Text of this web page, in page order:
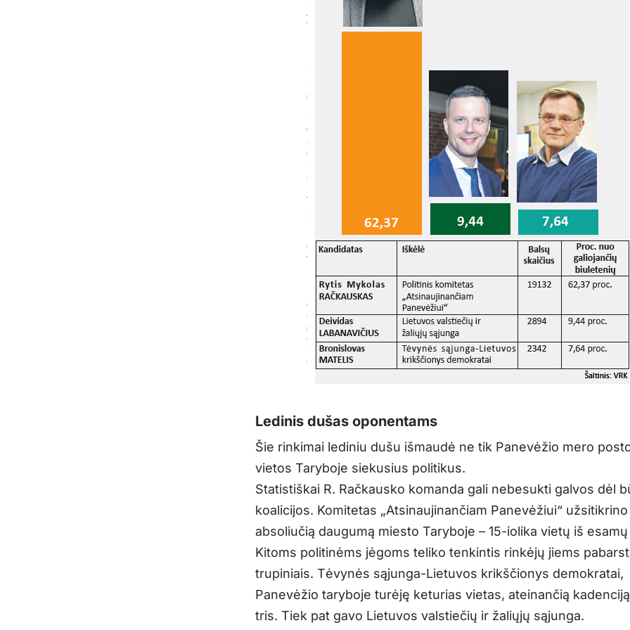
Ledinis dušas oponentams
Šie rinkimai lediniu dušu išmaudė ne tik Panevėžio mero
vietos Taryboje siekusius politikus.
Statistiškai R. Račkausko komanda gali nebesukti galvos dėl
koalicijos. Komitetas „Atsinaujinančiam Panevėžiui“ užsitikrino
absoliučią daugumą miesto Taryboje – 15-iolika vietų iš
Kitoms politinėms jėgoms teliko tenkintis rinkėjų jiems
trupiniais. Tėvynės sąjunga-Lietuvos krikščionys demokratai,
Panevėžio taryboje turėję keturias vietas, ateinančią
tris. Tiek pat gavo Lietuvos valstiečių ir žaliųjų sąjunga.